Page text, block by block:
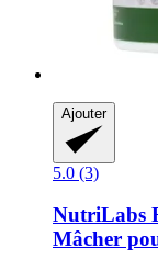
Ajouter
5.0 (3)
NutriLabs
Mâcher